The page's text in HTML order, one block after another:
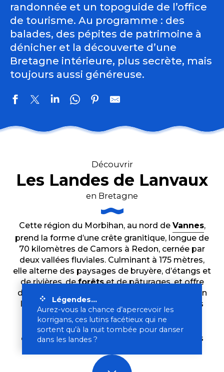
randonnée et un topoguide de l’office
de tourisme. Au programme : des
balades, des pépites de patrimoine à
dénicher et la découverte d’une
Bretagne intérieure, plus secrète, mais
toujours aussi généreuse.
Découvrir
Les Landes de Lanvaux
en Bretagne
Cette région du Morbihan, au nord de Vannes,
prend la forme d’une crête granitique, longue de
70 kilomètres de Camors à Redon, cernée par
deux vallées fluviales. Culminant à 175 mètres,
elle alterne des paysages de bruyère, d’étangs et
de rivières, deforêtset de pâturages, et offre
des panoramas exceptionnels sur la région. On
les découvre à pied, à vélo ou à cheval, sur les
300 kilomètres de
sentiers de randonnée pédestre, chemins
équestres etcircuits VTT
que comptent ces
Légendes…
Aurez-vous la chance d’apercevoir les
korrigans, ces lutins facétieux qui ne
sortent qu’à la nuit tombée pour danser
dans les landes ?